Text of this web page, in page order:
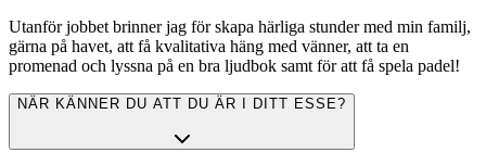
Utanför jobbet brinner jag för skapa härliga stunder med min familj,
gärna på havet, att få kvalitativa häng med vänner, att ta en
promenad och lyssna på en bra ljudbok samt för att få spela padel!
NÄR KÄNNER DU ATT DU ÄR I DITT ESSE?